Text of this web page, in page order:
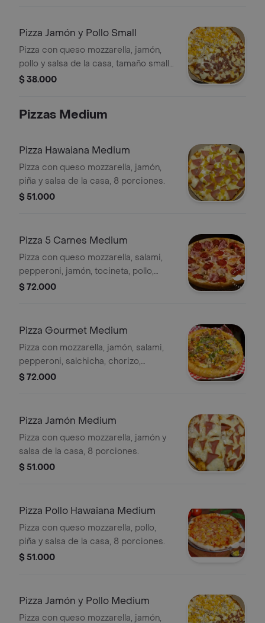
Pizza Jamón y Pollo Small
Pizza con queso mozzarella, jamón,
pollo y salsa de la casa, tamaño small,
6 porciones.
$ 38.000
Pizzas Medium
Pizza Hawaiana Medium
Pizza con queso mozzarella, jamón,
piña y salsa de la casa, 8 porciones.
$ 51.000
Pizza 5 Carnes Medium
Pizza con queso mozzarella, salami,
pepperoni, jamón, tocineta, pollo,
pimentón, cebolla y salsa de la casa, 8
$ 72.000
Pizza Gourmet Medium
Pizza con mozzarella, jamón, salami,
pepperoni, salchicha, chorizo,
butifarra, maíz, pollo, pimentón,
$ 72.000
Pizza Jamón Medium
Pizza con queso mozzarella, jamón y
salsa de la casa, 8 porciones.
$ 51.000
Pizza Pollo Hawaiana Medium
Pizza con queso mozzarella, pollo,
piña y salsa de la casa, 8 porciones.
$ 51.000
Pizza Jamón y Pollo Medium
Pizza con queso mozzarella, jamón,